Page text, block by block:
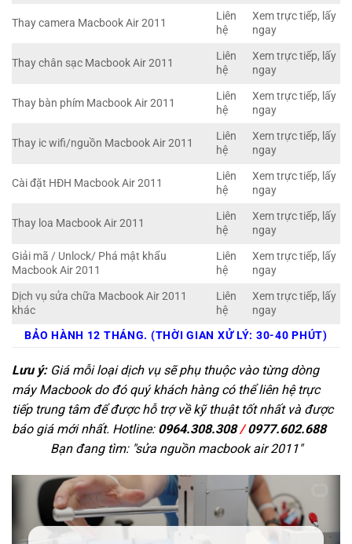
Thay camera Macbook Air 2011
Liên
hệ
Xem trực tiếp, lấy
ngay
Thay chân sạc Macbook Air 2011
Liên
hệ
Xem trực tiếp, lấy
ngay
Thay bàn phím Macbook Air 2011
Liên
hệ
Xem trực tiếp, lấy
ngay
Thay ic wifi/nguồn Macbook Air 2011
Liên
hệ
Xem trực tiếp, lấy
ngay
Cài đặt HĐH Macbook Air 2011
Liên
hệ
Xem trực tiếp, lấy
ngay
Thay loa Macbook Air 2011
Liên
hệ
Xem trực tiếp, lấy
ngay
Giải mã / Unlock/ Phá mật khẩu
Macbook Air 2011
Liên
hệ
Xem trực tiếp, lấy
ngay
Dịch vụ sửa chữa Macbook Air 2011
khác
Liên
hệ
Xem trực tiếp, lấy
ngay
BẢO HÀNH 12 THÁNG. (THỜI GIAN XỬ LÝ: 30-40 PHÚT)
Lưu ý:Giá mỗi loại dịch vụ sẽ phụ thuộc vào từng dòng
máy Macbook do đó quý khách hàng có thể liên hệ trực
tiếp trung tâm để được hỗ trợ về kỹ thuật tốt nhất và được
báo giá mới nhất. Hotline: 0964.308.308/0977.602.688
Bạn đang tìm: "sửa nguồn macbook air 2011"